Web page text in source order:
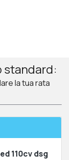
standard:
la tua rata
110cv dsg